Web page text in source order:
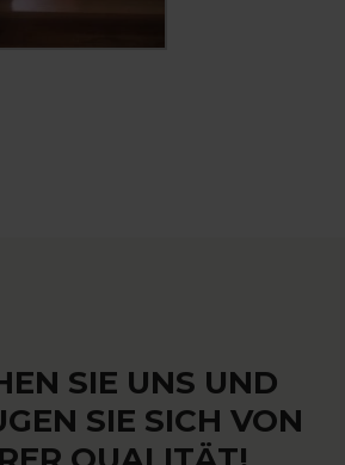
SIE UNS UND
SIE SICH VON